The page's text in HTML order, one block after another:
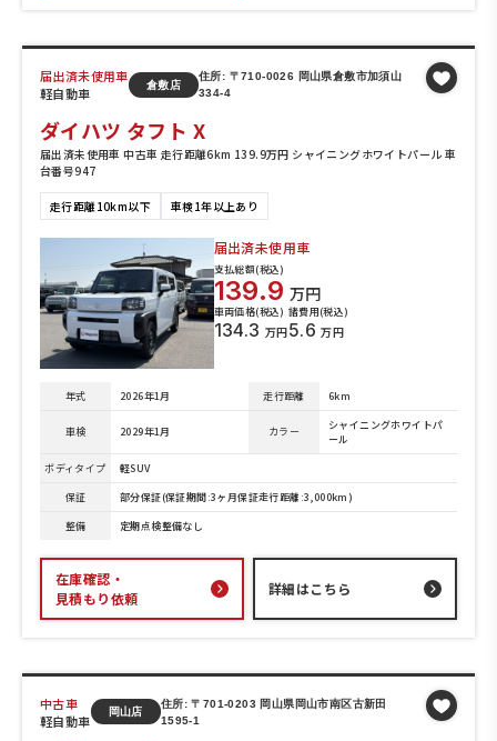
届出済未使用車
軽自動車
倉敷店
住所: 〒710-0026 岡山県倉敷市加須山
334-4
ダイハツ タフト X
届出済未使用車 中古車 走行距離6km 139.9万円 シャイニングホワイトパール 車
台番号947
走行距離10km以下 車検1年以上あり
届出済未使用車
支払総額(税込)
139.9 万円
車両価格(税込)
134.3 万円
諸費用(税込)
5.6 万円
年式 2026年1月 走行距離 6km
車検 2029年1月 カラー
シャイニングホワイトパ
ール
ボディタイプ
軽SUV
保証
部分保証(保証期間:3ヶ月保証走行距離:3,000km)
整備
定期点検整備なし
在庫確認・
見積もり依頼
詳細はこちら
中古車
軽自動車
岡山店
住所: 〒701-0203 岡山県岡山市南区古新田
1595-1